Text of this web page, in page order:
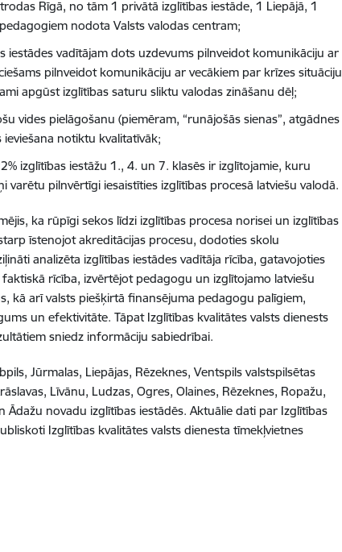
Rīgā, no tām 1 privātā izglītības iestāde, 1 Liepājā, 1
nodota Valsts valodas centram;
iestādes vadītājam dots uzdevums pilnveidot komunikāciju ar
pilnveidot komunikāciju ar vecākiem par krīzes situāciju
apgūst izglītības saturu sliktu valodas zināšanu dēļ;
vides pielāgošanu (piemēram, “runājošās sienas”, atgādnes
notiktu kvalitatīvāk;
izglītības iestāžu 1., 4. un 7. klasēs ir izglītojamie, kuru
varētu pilnvērtīgi iesaistīties izglītības procesā latviešu valodā.
ka rūpīgi sekos līdzi izglītības procesa norisei un izglītības
īstenojot akreditācijas procesu, dodoties skolu
analizēta izglītības iestādes vadītāja rīcība, gatavojoties
rīcība, izvērtējot pedagogu un izglītojamo latviešu
kā arī valsts piešķirtā finansējuma pedagogu palīgiem,
un efektivitāte.Tāpat Izglītības kvalitātes valsts dienests
sniedz informāciju sabiedrībai.
Jūrmalas, Liepājas, Rēzeknes, Ventspils valstspilsētas
Līvānu, Ludzas, Ogres, Olaines, Rēzeknes, Ropažu,
Ādažu novadu izglītības iestādēs. Aktuālie dati par Izglītības
Izglītības kvalitātes valsts dienesta tīmekļvietnes